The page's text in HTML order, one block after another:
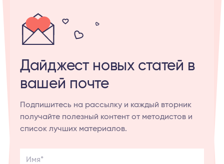
Дайджест новых статей в
вашей почте
Подпишитесь на рассылку и каждый вторник
получайте полезный контент от методистов и
список лучших материалов.
Имя*